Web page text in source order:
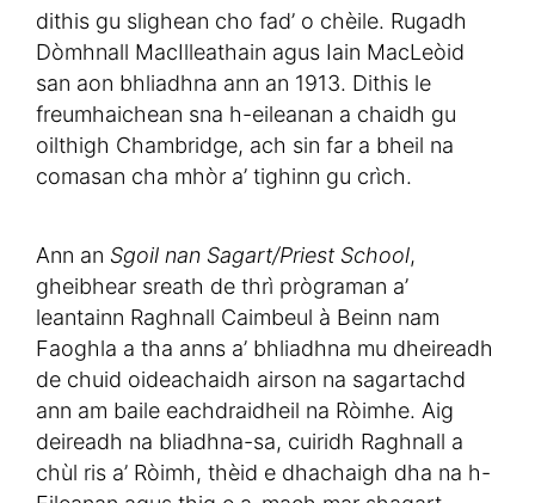
dithis gu slighean cho fad’ o chèile. Rugadh
Dòmhnall MacIlleathain agus Iain MacLeòid
san aon bhliadhna ann an 1913. Dithis le
freumhaichean sna h-eileanan a chaidh gu
oilthigh Chambridge, ach sin far a bheil na
comasan cha mhòr a’ tighinn gu crìch.
Ann an Sgoil nan Sagart/Priest School,
gheibhear sreath de thrì prògraman a’
leantainn Raghnall Caimbeul à Beinn nam
Faoghla a tha anns a’ bhliadhna mu dheireadh
de chuid oideachaidh airson na sagartachd
ann am baile eachdraidheil na Ròimhe. Aig
deireadh na bliadhna-sa, cuiridh Raghnall a
chùl ris a’ Ròimh, thèid e dhachaigh dha na h-